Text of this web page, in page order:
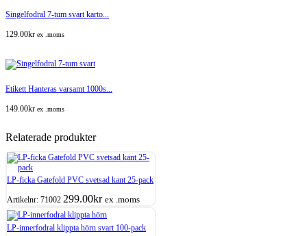
Singelfodral 7-tum svart karto...
129.00kr ex .moms
Etikett Hanteras varsamt 1000s...
149.00kr ex .moms
Relaterade produkter
LP-ficka Gatefold PVC svetsad kant 25-pack
Artikelnr: 71002 299.00kr ex .moms
LP-innerfodral klippta hörn svart 100-pack